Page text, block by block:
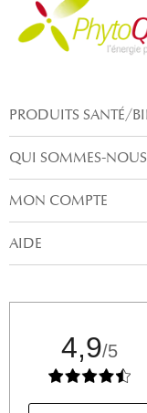
PRODUITS SANTÉ/
QUI SOMMES-
MON COMPTE
AIDE
4,9/5